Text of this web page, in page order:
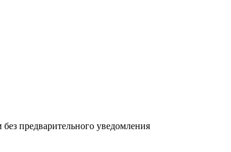
предварительного уведомления